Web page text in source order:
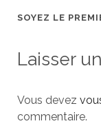
SOYEZ LE
Laisser
Vous devez
commentaire.